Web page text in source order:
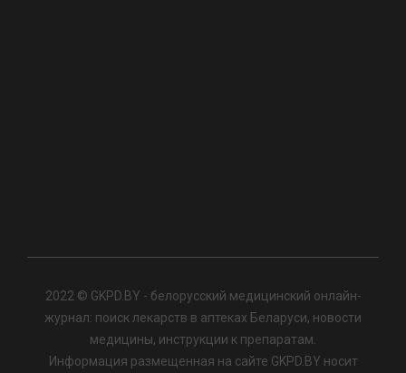
2022 © GKPD.BY - белорусский медицинский онлайн-
журнал: поиск лекарств в аптеках Беларуси, новости
медицины, инструкции к препаратам.
Информация размещенная на сайте GKPD.BY носит